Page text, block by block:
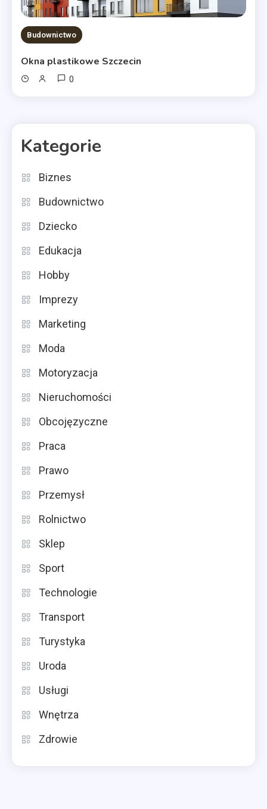
Budownictwo
Okna plastikowe Szczecin
0
Kategorie
Biznes
Budownictwo
Dziecko
Edukacja
Hobby
Imprezy
Marketing
Moda
Motoryzacja
Nieruchomości
Obcojęzyczne
Praca
Prawo
Przemysł
Rolnictwo
Sklep
Sport
Technologie
Transport
Turystyka
Uroda
Usługi
Wnętrza
Zdrowie